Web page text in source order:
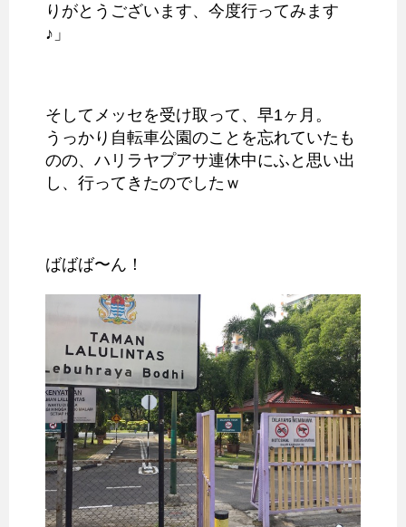
りがとうございます、今度行ってみます
♪」
そしてメッセを受け取って、早1ヶ月。
うっかり自転車公園のことを忘れていたも
のの、ハリラヤプアサ連休中にふと思い出
し、行ってきたのでしたｗ
ばばば〜ん！